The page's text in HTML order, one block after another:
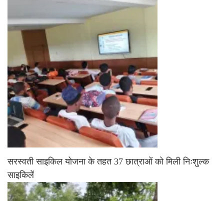
सरस्वती साइकिल योजना के तहत 37 छात्राओं को मिली निःशुल्क
साइकिलें